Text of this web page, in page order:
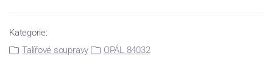
Kategorie:
Talířové soupravy
OPÁL 84032